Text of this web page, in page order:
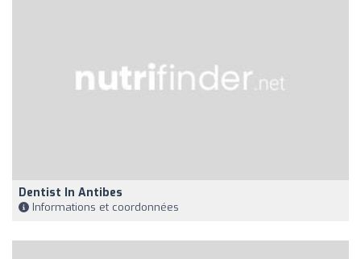
Dentist In Antibes
Informations et coordonnées